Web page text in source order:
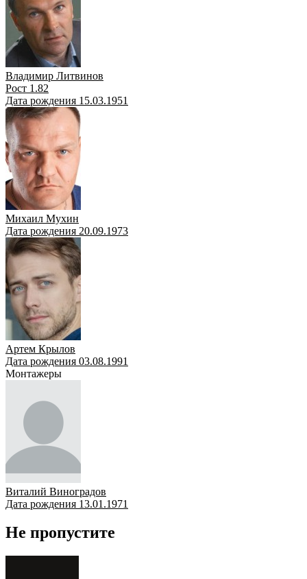
Владимир Литвинов
Рост 1.82
Дата рождения 15.03.1951
Михаил Мухин
Дата рождения 20.09.1973
Артем Крылов
Дата рождения 03.08.1991
Монтажеры
Виталий Виноградов
Дата рождения 13.01.1971
Не пропустите